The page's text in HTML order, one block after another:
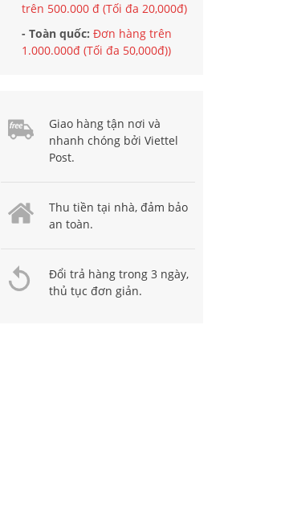
trên 500.000 đ (Tối đa 20,000đ)
- Toàn quốc: Đơn hàng trên
1.000.000đ (Tối đa 50,000đ))
Giao hàng tận nơi và
nhanh chóng bởi Viettel
Post.
Thu tiền tại nhà, đảm bảo
an toàn.
Đổi trả hàng trong 3 ngày,
thủ tục đơn giản.